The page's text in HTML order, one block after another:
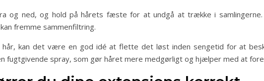
og ned, og hold på hårets fæste for at undgå at trække i
fremme sammenfiltring.
hår, kan det være en god idé at flette det løst inden sengetid for at
fugtgivende spray, som gør håret mere medgørligt og hjælper med at